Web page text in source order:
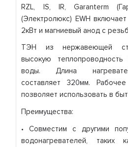
RZL, IS, IR, Garanterm
(Электролюкс) EWH
2кВт и магниевый анод с
ТЭН из нержавеющей
высокую
воды. Длина
составляет 320мм.
позволяет использовать в
Преимущества:
• Совместим с другими
водонагревателей, таких